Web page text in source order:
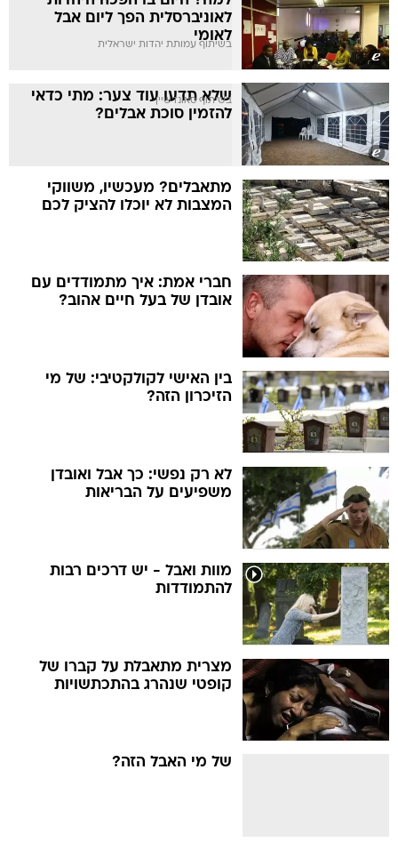
לאוניברסלית הפך ליום אבל
לאומי
בשיתוף עמותת יהדות ישראלית
שלא תדעו עוד צער: מתי כדאי
להזמין סוכת אבלים?
בשיתוף סאונדשיין
מתאבלים? מעכשיו, משווקי
המצבות לא יוכלו להציק לכם
חברי אמת: איך מתמודדים עם
אובדן של בעל חיים אהוב?
בין האישי לקולקטיבי: של מי
הזיכרון הזה?
לא רק נפשי: כך אבל ואובדן
משפיעים על הבריאות
מוות ואבל - יש דרכים רבות
להתמודדות
מצרית מתאבלת על קברו של
קופטי שנהרג בהתכתשויות
של מי האבל הזה?